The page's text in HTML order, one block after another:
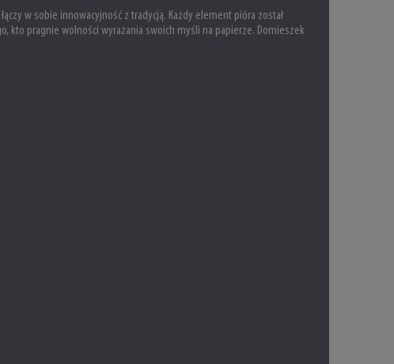
w sobie innowacyjność z tradycją. Każdy element pióra został
kto pragnie wolności wyrażania swoich myśli na papierze. Domieszek